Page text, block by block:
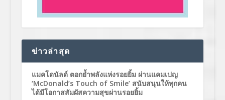
ข่าวล่าสุด
แมคโดนัลด์ ตอกย้ำพลังแห่งรอยยิ้ม ผ่านแคมเปญ
‘McDonald’s Touch of Smile’ สนับสนุนให้ทุกคน
ได้มีโอกาสสัมผัสความสุขผ่านรอยยิ้ม